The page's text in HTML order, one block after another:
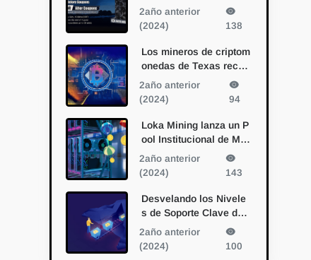
a de Alephium con el A
ntminer AL1 de Bitmain
2año anterior
(2024)
138
Los mineros de criptom
onedas de Texas recur
ren a la IA: una nueva f
rontera en la diversific
ación
2año anterior
(2024)
94
Loka Mining lanza un P
ool Institucional de Min
ería de Bitcoin
2año anterior
(2024)
143
Desvelando los Nivele
s de Soporte Clave de
Bitcoin: Perspectivas e
stratégicas de un miner
o veterano
2año anterior
(2024)
100